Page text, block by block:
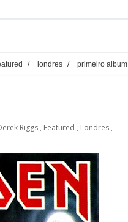
/ londres /
primeiro album
Riggs , Featured , Londres ,